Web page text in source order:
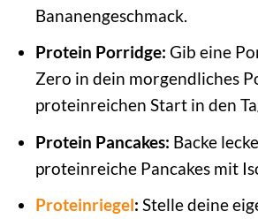
Bananengeschmack.
Protein Porridge: Gib eine
Zero in dein morgendliches
proteinreichen Start in den
Protein Pancakes: Backe
proteinreiche Pancakes mit
Proteinriegel: Stelle deine